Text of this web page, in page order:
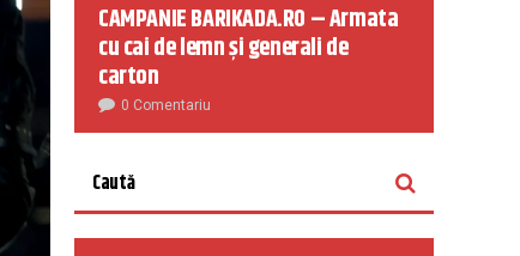
CAMPANIE BARIKADA.RO – Armata
cu cai de lemn și generali de
carton
0 Comentariu